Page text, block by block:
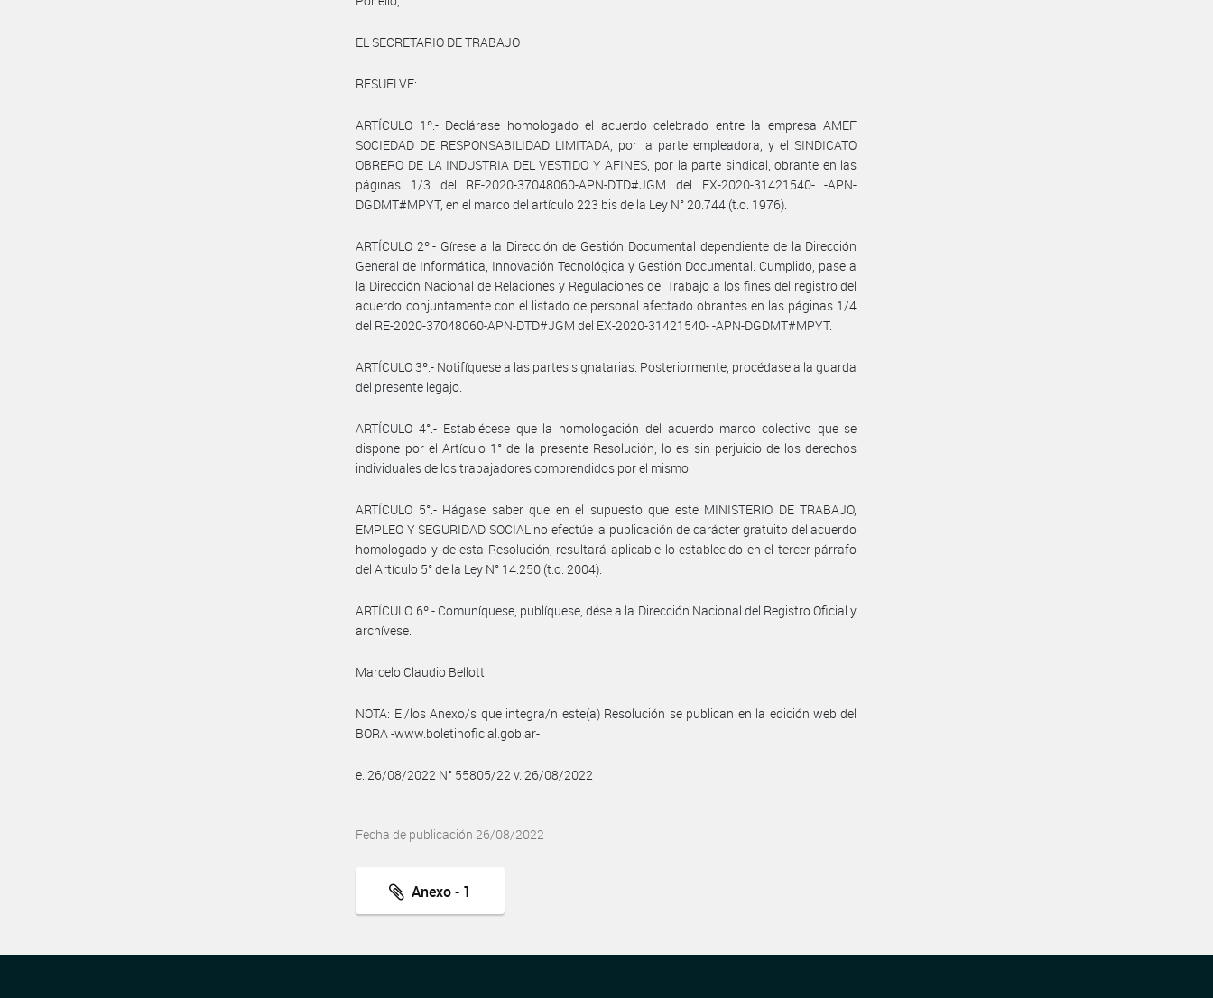
EL SECRETARIO DE TRABAJO
RESUELVE:
ARTÍCULO 1º.- Declárase homologado el acuerdo celebrado entre la empresa AMEF
SOCIEDAD DE RESPONSABILIDAD LIMITADA, por la parte empleadora, y el SINDICATO
OBRERO DE LA INDUSTRIA DEL VESTIDO Y AFINES, por la parte sindical, obrante en las
páginas 1/3 del RE-2020-37048060-APN-DTD#JGM del EX-2020-31421540- -APN-
DGDMT#MPYT, en el marco del artículo 223 bis de la Ley N° 20.744 (t.o. 1976).
ARTÍCULO 2º.- Gírese a la Dirección de Gestión Documental dependiente de la Dirección
General de Informática, Innovación Tecnológica y Gestión Documental. Cumplido, pase a
la Dirección Nacional de Relaciones y Regulaciones del Trabajo a los fines del registro del
acuerdo conjuntamente con el listado de personal afectado obrantes en las páginas 1/4
del RE-2020-37048060-APN-DTD#JGM del EX-2020-31421540- -APN-DGDMT#MPYT.
ARTÍCULO 3º.- Notifíquese a las partes signatarias. Posteriormente, procédase a la guarda
del presente legajo.
ARTÍCULO 4°.- Establécese que la homologación del acuerdo marco colectivo que se
dispone por el Artículo 1° de la presente Resolución, lo es sin perjuicio de los derechos
individuales de los trabajadores comprendidos por el mismo.
ARTÍCULO 5°.- Hágase saber que en el supuesto que este MINISTERIO DE TRABAJO,
EMPLEO Y SEGURIDAD SOCIAL no efectúe la publicación de carácter gratuito del acuerdo
homologado y de esta Resolución, resultará aplicable lo establecido en el tercer párrafo
del Artículo 5° de la Ley N° 14.250 (t.o. 2004).
ARTÍCULO 6º.- Comuníquese, publíquese, dése a la Dirección Nacional del Registro Oficial y
archívese.
Marcelo Claudio Bellotti
NOTA: El/los Anexo/s que integra/n este(a) Resolución se publican en la edición web del
BORA -www.boletinoficial.gob.ar-
e. 26/08/2022 N° 55805/22 v. 26/08/2022
Fecha de publicación 26/08/2022
Anexo - 1